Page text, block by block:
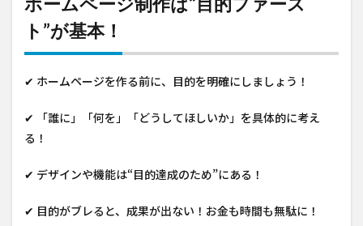
ト”が基本！
✔ ホームページを作る前に、目的を明確にしましょう！
✔ 「誰に」「何を」「どうしてほしいか」を具体的に考え
る！
✔ デザインや機能は“目的達成のため”にある！
✔ 目的がブレると、成果が出ない！お金も時間も無駄に！